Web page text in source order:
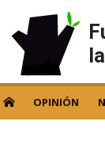
OPINIÓN